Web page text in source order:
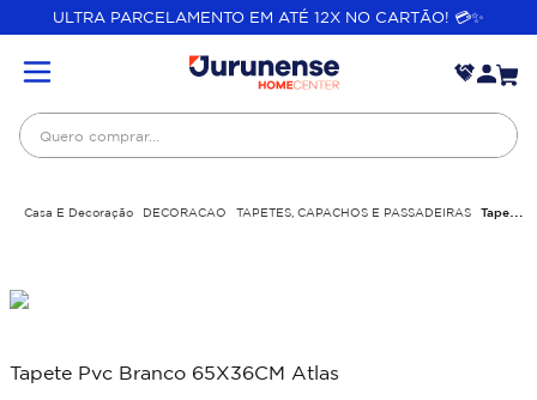
ULTRA PARCELAMENTO EM ATÉ 12X NO CARTÃO! 💳✨
Quero comprar...
Casa E Decoração DECORACAO TAPETES, CAPACHOS E PASSADEIRAS Tapete
Tapete Pvc Branco 65X36CM Atlas